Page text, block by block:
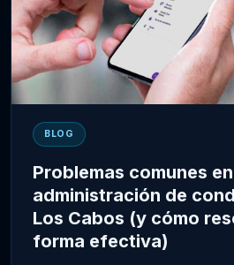
BLOG
Problemas comunes
administración de
Los Cabos (y cómo
forma efectiva)